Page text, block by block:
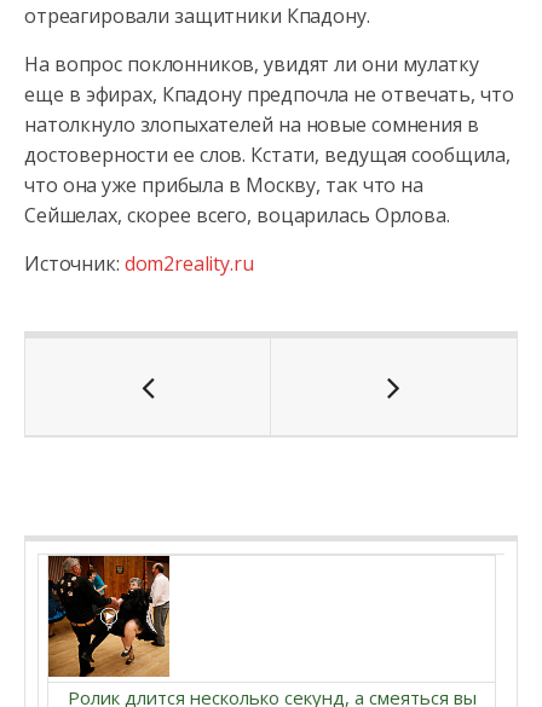
отреагировали защитники Кпадону.
На вопрос поклонников, увидят ли они мулатку
еще в эфирах, Кпадону предпочла не отвечать, что
натолкнуло злопыхателей на новые сомнения в
достоверности ее слов. Кстати, ведущая сообщила,
что она уже прибыла в Москву, так что на
Сейшелах, скорее всего, воцарилась Орлова.
Источник: dom2reality.ru
Ролик длится несколько секунд, а смеяться вы